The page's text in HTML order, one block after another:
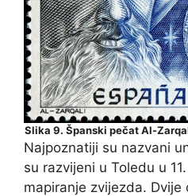
Slika 9. Španski pečat Al-
Najpoznatiji su nazvani
su razvijeni u Toledu u
mapiranje zvijezda.